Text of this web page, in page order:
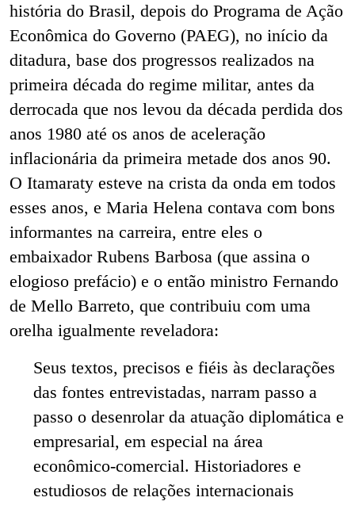
história do Brasil, depois do Programa de Ação
Econômica do Governo (PAEG), no início da
ditadura, base dos progressos realizados na
primeira década do regime militar, antes da
derrocada que nos levou da década perdida dos
anos 1980 até os anos de aceleração
inflacionária da primeira metade dos anos 90.
O Itamaraty esteve na crista da onda em todos
esses anos, e Maria Helena contava com bons
informantes na carreira, entre eles o
embaixador Rubens Barbosa (que assina o
elogioso prefácio) e o então ministro Fernando
de Mello Barreto, que contribuiu com uma
orelha igualmente reveladora:
Seus textos, precisos e fiéis às declarações
das fontes entrevistadas, narram passo a
passo o desenrolar da atuação diplomática e
empresarial, em especial na área
econômico-comercial. Historiadores e
estudiosos de relações internacionais